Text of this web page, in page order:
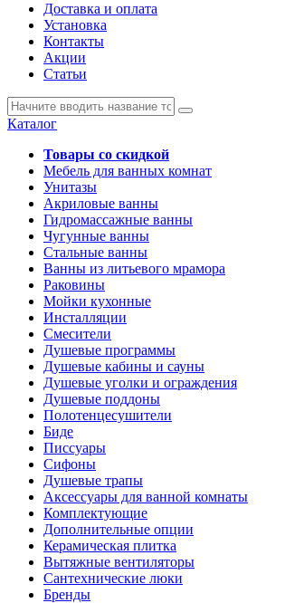
Доставка и оплата
Установка
Контакты
Акции
Статьи
Каталог
Товары со скидкой
Мебель для ванных комнат
Унитазы
Акриловые ванны
Гидромассажные ванны
Чугунные ванны
Стальные ванны
Ванны из литьевого мрамора
Раковины
Мойки кухонные
Инсталляции
Смесители
Душевые программы
Душевые кабины и сауны
Душевые уголки и ограждения
Душевые поддоны
Полотенцесушители
Биде
Писсуары
Сифоны
Душевые трапы
Аксессуары для ванной комнаты
Комплектующие
Дополнительные опции
Керамическая плитка
Вытяжные вентиляторы
Сантехнические люки
Бренды